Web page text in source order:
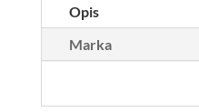
Opis
Marka